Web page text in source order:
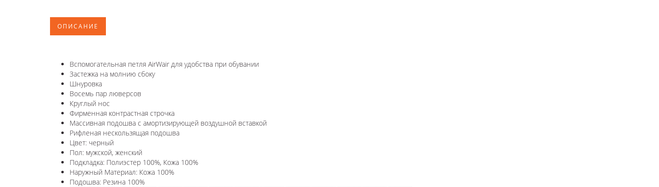
ОПИСАНИЕ
Вспомогательная петля AirWair для удобства при обувании
Застежка на молнию сбоку
Шнуровка
Восемь пар люверсов
Круглый нос
Фирменная контрастная строчка
Массивная подошва с амортизирующей воздушной вставкой
Рифленая нескользящая подошва
Цвет: черный
Пол: мужской, женский
Подкладка: Полиэстер 100%, Кожа 100%
Наружный Материал: Кожа 100%
Подошва: Резина 100%